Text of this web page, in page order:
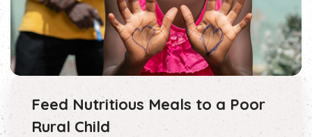
Feed Nutritious Meals to a Poor
Rural Child